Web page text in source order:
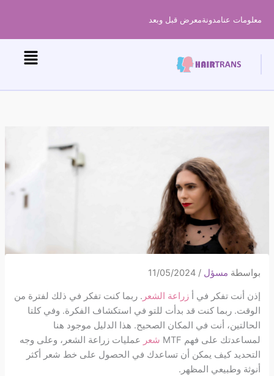
معلومات عنامدونةمعرض قبل وبعد
بواسطة مسؤل/
11/05/2024
إذن أنت تفكر في أزراعة الشعر . ربما كنت تفكر في ذلك لفترة من
الوقت. ربما كنت قد بدأت للتو في استكشاف الفكرة. وفي كلتا
الحالتين، أنت في المكان الصحيح. هذا الدليل موجود هنا
لمساعدتك على فهم MTF
شعر عمليات زراعة الشعر، وعلى وجه
التحديد كيف يمكن أن تساعدك في الحصول على خط شعر أكثر
أنوثة وطبيعي المظهر.